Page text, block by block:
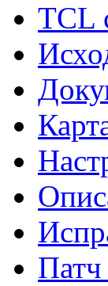
TCL